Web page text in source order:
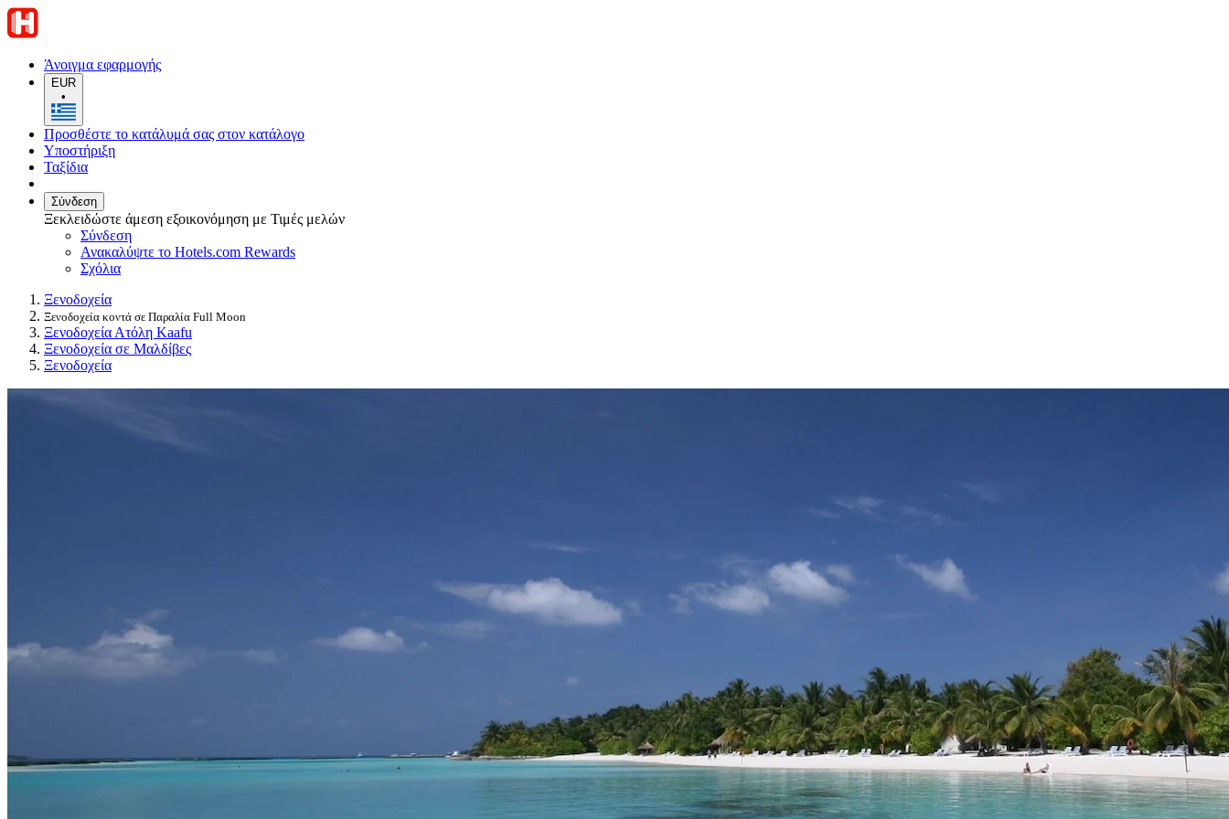
Άνοιγμα εφαρμογής
EUR
•
Προσθέστε το κατάλυμά σας στον κατάλογο
Υποστήριξη
Ταξίδια
Σύνδεση
Ξεκλειδώστε άμεση εξοικονόμηση με Τιμές μελών
Σύνδεση
Ανακαλύψτε το Hotels.com Rewards
Σχόλια
Ξενοδοχεία
Ξενοδοχεία κοντά σε Παραλία Full Moon
Ξενοδοχεία Ατόλη Kaafu
Ξενοδοχεία σε Μαλδίβες
Ξενοδοχεία